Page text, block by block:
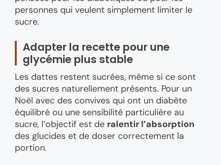
personnes qui veulent simplement limiter le
sucre.
Adapter la recette pour une
glycémie plus stable
Les dattes restent sucrées, même si ce sont
des sucres naturellement présents. Pour un
Noël avec des convives qui ont un diabète
équilibré ou une sensibilité particulière au
sucre, l’objectif est de ralentir l’absorption
des glucides et de doser correctement la
portion.